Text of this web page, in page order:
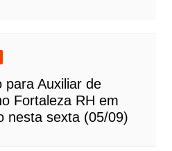
para Auxiliar de
Fortaleza RH em
nesta sexta (05/09)